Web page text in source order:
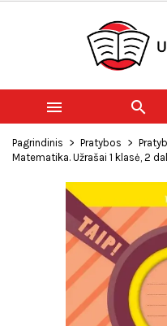
 
Pagrindinis Pratybos
Matematika. Užrašai 1 klasė, 2